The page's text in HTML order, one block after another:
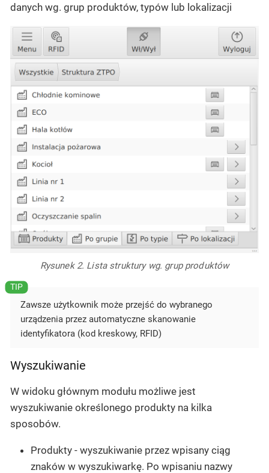
danych wg. grup produktów, typów lub lokalizacji
Rysunek 2. Lista struktury wg. grup produktów
Zawsze użytkownik może przejść do wybranego
urządzenia przez automatyczne skanowanie
identyfikatora (kod kreskowy, RFID)
Wyszukiwanie
W widoku głównym modułu możliwe jest
wyszukiwanie określonego produkty na kilka
sposobów.
Produkty - wyszukiwanie przez wpisany ciąg
znaków w wyszukiwarkę. Po wpisaniu nazwy